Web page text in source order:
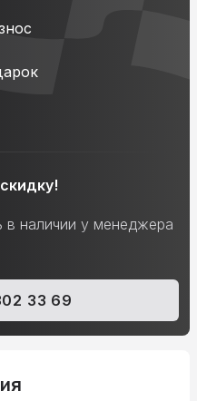
наличии у менеджера
33 69